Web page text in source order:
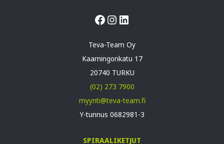
Facebook
Instagram
LinkedIn
Teva-Team Oy
Kaarningonkatu 17
20740 TURKU
(02) 273 7900
myynti@teva-team.fi
Y-tunnus 0682981-3
SPIRAALIKETJUT